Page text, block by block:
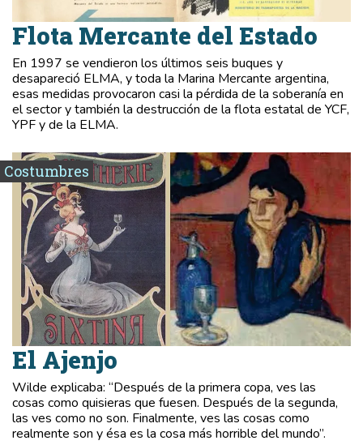
Flota Mercante del Estado
En 1997 se vendieron los últimos seis buques y
desapareció ELMA, y toda la Marina Mercante argentina,
esas medidas provocaron casi la pérdida de la soberanía en
el sector y también la destrucción de la flota estatal de YCF,
YPF y de la ELMA.
Costumbres
El Ajenjo
Wilde explicaba: “Después de la primera copa, ves las
cosas como quisieras que fuesen. Después de la segunda,
las ves como no son. Finalmente, ves las cosas como
realmente son y ésa es la cosa más horrible del mundo”.